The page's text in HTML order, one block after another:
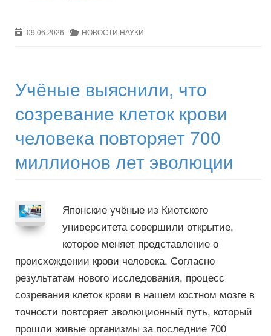
09.06.2026 НОВОСТИ НАУКИ
Учёные выяснили, что
созревание клеток крови
человека повторяет 700
миллионов лет эволюции
Японские учёные из Киотского
университета совершили открытие,
которое меняет представление о
происхождении крови человека. Согласно
результатам нового исследования, процесс
созревания клеток крови в нашем костном мозге в
точности повторяет эволюционный путь, который
прошли живые организмы за последние 700